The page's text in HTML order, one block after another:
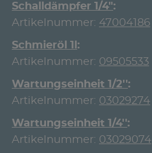
Schalldämpfer 1/4"
Artikelnummer: 47004186
Schmieröl 1l
Artikelnummer: 09505533
Wartungseinheit 1/2''
Artikelnummer: 03029274
Wartungseinheit 1/4''
Artikelnummer: 03029074